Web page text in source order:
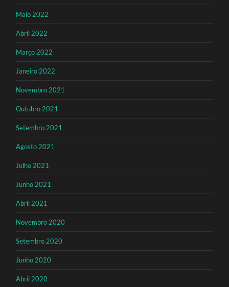
Maio 2022
Abril 2022
Março 2022
Janeiro 2022
Novembro 2021
Outubro 2021
Setembro 2021
Agosto 2021
Julho 2021
Junho 2021
Abril 2021
Novembro 2020
Setembro 2020
Junho 2020
Abril 2020